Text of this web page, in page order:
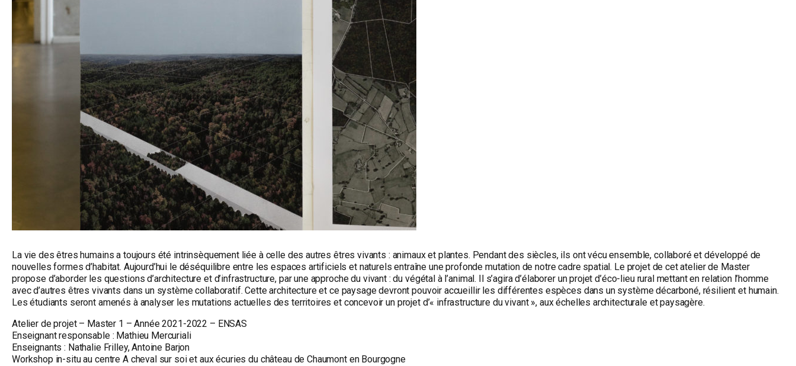
La vie des êtres humains a toujours été intrinsèquement liée à celle des autres êtres vivants : animaux et plantes. Pendant des siècles, ils ont vécu ensemble, collaboré et développé de
nouvelles formes d’habitat. Aujourd’hui le déséquilibre entre les espaces artificiels et naturels entraîne une profonde mutation de notre cadre spatial. Le projet de cet atelier de Master
propose d’aborder les questions d’architecture et d’infrastructure, par une approche du vivant : du végétal à l’animal. Il s’agira d’élaborer un projet d’éco-lieu rural mettant en relation l’homme
avec d’autres êtres vivants dans un système collaboratif. Cette architecture et ce paysage devront pouvoir accueillir les différentes espèces dans un système décarboné, résilient et humain.
Les étudiants seront amenés à analyser les mutations actuelles des territoires et concevoir un projet d’« infrastructure du vivant », aux échelles architecturale et paysagère.
Atelier de projet – Master 1 – Année 2021-2022 – ENSAS
Enseignant responsable : Mathieu Mercuriali
Enseignants : Nathalie Frilley, Antoine Barjon
Workshop in-situ au centre A cheval sur soi et aux écuries du château de Chaumont en Bourgogne